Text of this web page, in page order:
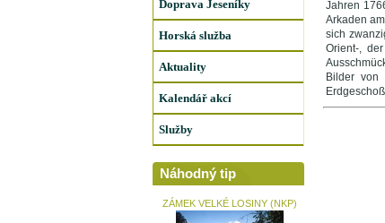
Doprava Jeseníky
Horská služba
Aktuality
Kalendář akcí
Služby
Náhodný tip
ZÁMEK VELKÉ LOSINY (NKP)
Jahren
Arkaden
sich
Orient-,
Bilder von